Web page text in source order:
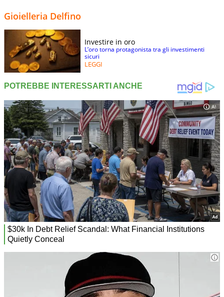
Gioielleria Delfino
Investire in oro
L’oro torna protagonista tra gli investimenti
sicuri
LEGGI